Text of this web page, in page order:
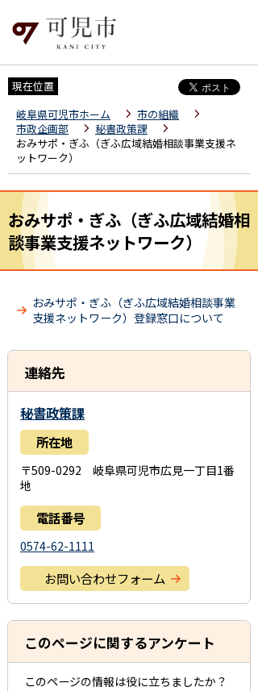
現在位置
岐阜県可児市ホーム
市の組織
市政企画部
秘書政策課
おみサポ・ぎふ（ぎふ広域結婚相談事業支援ネ
ットワーク）
おみサポ・ぎふ（ぎふ広域結婚相
談事業支援ネットワーク）
おみサポ・ぎふ（ぎふ広域結婚相談事業
支援ネットワーク）登録窓口について
連絡先
秘書政策課
所在地
〒509-0292 岐阜県可児市広見一丁目1番
地
電話番号
0574-62-1111
お問い合わせフォーム
このページに関するアンケート
このページの情報は役に立ちましたか？